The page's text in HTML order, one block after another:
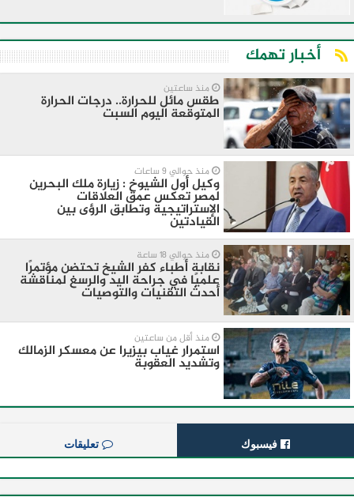
أخبار تهمك
منذ ساعتين
طقس مائل للحرارة.. درجات الحرارة
المتوقعة اليوم السبت
منذ حوالي 9 ساعات
وكيل أول الشيوخ : زيارة ملك البحرين
لمصر تعكس عمق العلاقات
الإستراتيجية وتطابق الرؤى بين
القيادتين
منذ حوالي 18 ساعة
نقابة أطباء كفر الشيخ تحتضن مؤتمرًا
علميًا في جراحة اليد والرسغ لمناقشة
أحدث التقنيات والتوصيات
منذ أقل من ساعتين
استمرار غياب بيزيرا عن معسكر الزمالك
وتشديد العقوبة
فيسبوك تعليقات